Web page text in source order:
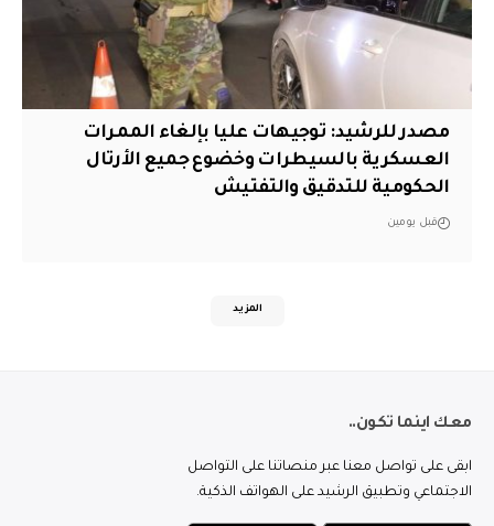
مصدر للرشيد: توجيهات عليا بإلغاء الممرات
العسكرية بالسيطرات وخضوع جميع الأرتال
الحكومية للتدقيق والتفتيش
قبل يومين
المزيد
معك اينما تكون..
ابقى على تواصل معنا عبر منصاتنا على التواصل
الاجتماعي وتطبيق الرشيد على الهواتف الذكية.